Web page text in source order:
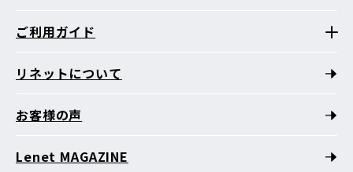
ご利用ガイド
リネットについて
お客様の声
Lenet MAGAZINE